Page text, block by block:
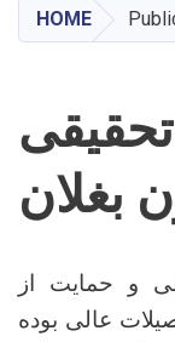
HOME
بغلان
و حمایت از
عالی بوده